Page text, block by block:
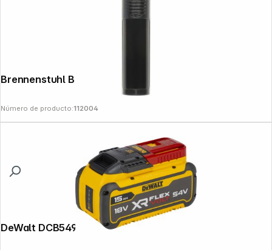
Brennenstuhl Battery Pack
Número de producto:112004
DeWalt DCB549-XJ Battery